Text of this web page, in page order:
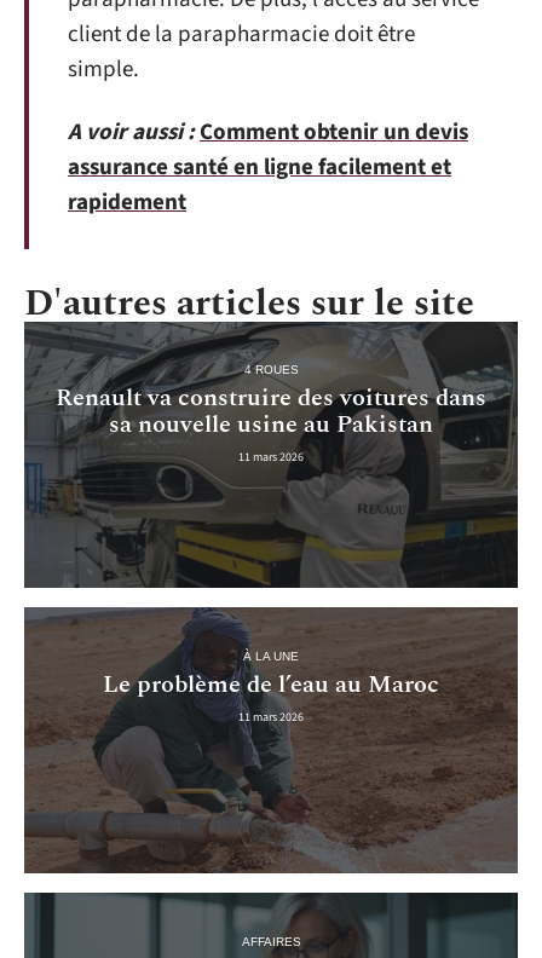
client de la parapharmacie doit être
simple.
A voir aussi :Comment obtenir un devis
assurance santé en ligne facilement et
rapidement
D'autres articles sur le site
4 ROUES
Renault va construire des voitures dans
sa nouvelle usine au Pakistan
11 mars 2026
À LA UNE
Le problème de l’eau au Maroc
11 mars 2026
AFFAIRES